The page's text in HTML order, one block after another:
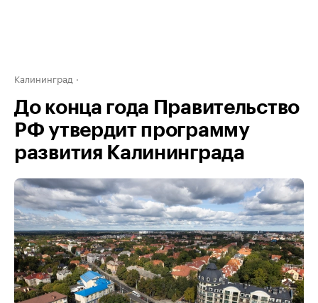
Калининград
До конца года Правительство
РФ утвердит программу
развития Калининграда